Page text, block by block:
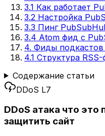
3.1 Как работает
3.2 Настройка
3.3 Пинг
3.4 Atom фид с
4. Фиды подкастов
4.1 Структура
Содержание статьи
DDoS L7
DDoS атака что
защитить сайт